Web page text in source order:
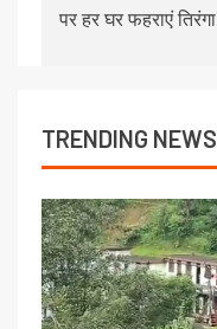
पर हर घर फहराएं तिरंगा
TRENDING NEWS